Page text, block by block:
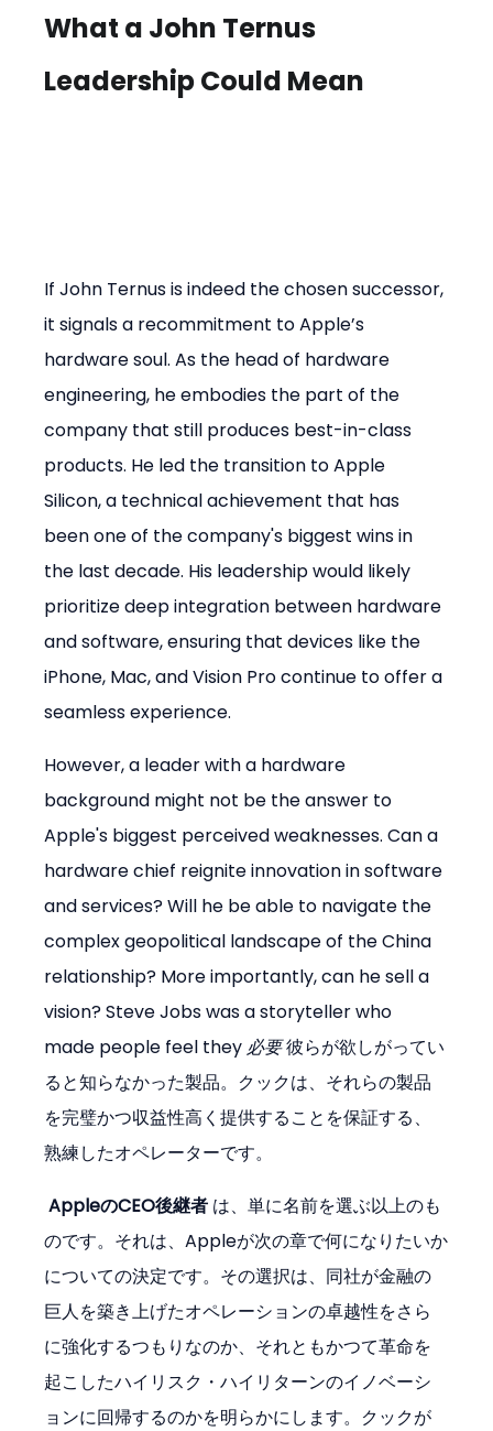
What a John Ternus
Leadership Could Mean
If John Ternus is indeed the chosen successor,
it signals a recommitment to Apple’s
hardware soul. As the head of hardware
engineering, he embodies the part of the
company that still produces best-in-class
products. He led the transition to Apple
Silicon, a technical achievement that has
been one of the company's biggest wins in
the last decade. His leadership would likely
prioritize deep integration between hardware
and software, ensuring that devices like the
iPhone, Mac, and Vision Pro continue to offer a
seamless experience.
However, a leader with a hardware
background might not be the answer to
Apple's biggest perceived weaknesses. Can a
hardware chief reignite innovation in software
and services? Will he be able to navigate the
complex geopolitical landscape of the China
relationship? More importantly, can he sell a
vision? Steve Jobs was a storyteller who
made people feel they 必要 彼らが欲しがってい
ると知らなかった製品。クックは、それらの製品
を完璧かつ収益性高く提供することを保証する、
熟練したオペレーターです。
AppleのCEO後継者 は、単に名前を選ぶ以上のも
のです。それは、Appleが次の章で何になりたいか
についての決定です。その選択は、同社が金融の
巨人を築き上げたオペレーションの卓越性をさら
に強化するつもりなのか、それともかつて革命を
起こしたハイリスク・ハイリターンのイノベーシ
ョンに回帰するのかを明らかにします。クックが